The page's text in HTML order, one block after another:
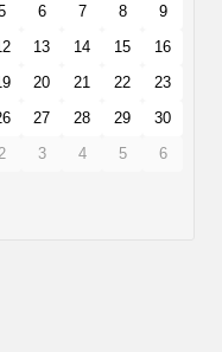
6 7 8
9
13 14 15
16
20 21 22
23
27 28 29
30
2 3 4 5 6